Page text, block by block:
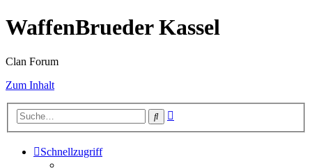
WaffenBrueder Kassel
Clan Forum
Zum Inhalt
Suche
Schnellzugriff